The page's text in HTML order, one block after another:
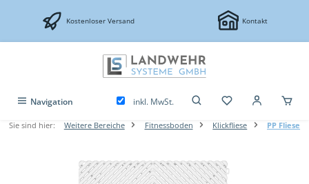
Zum Hauptinhalt springen
Kostenloser Versand Kontakt
Navigation inkl. MwSt.
Sie sind hier: Weitere Bereiche Fitnessboden Klickfliese PP Fliese
Bildergalerie überspringen